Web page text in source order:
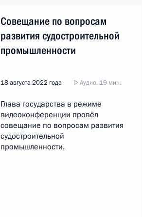
Совещание по вопросам
развития судостроительной
промышленности
18 августа 2022 года Аудио, 19 мин.
Глава государства в режиме
видеоконференции провёл
совещание по вопросам развития
судостроительной
промышленности.